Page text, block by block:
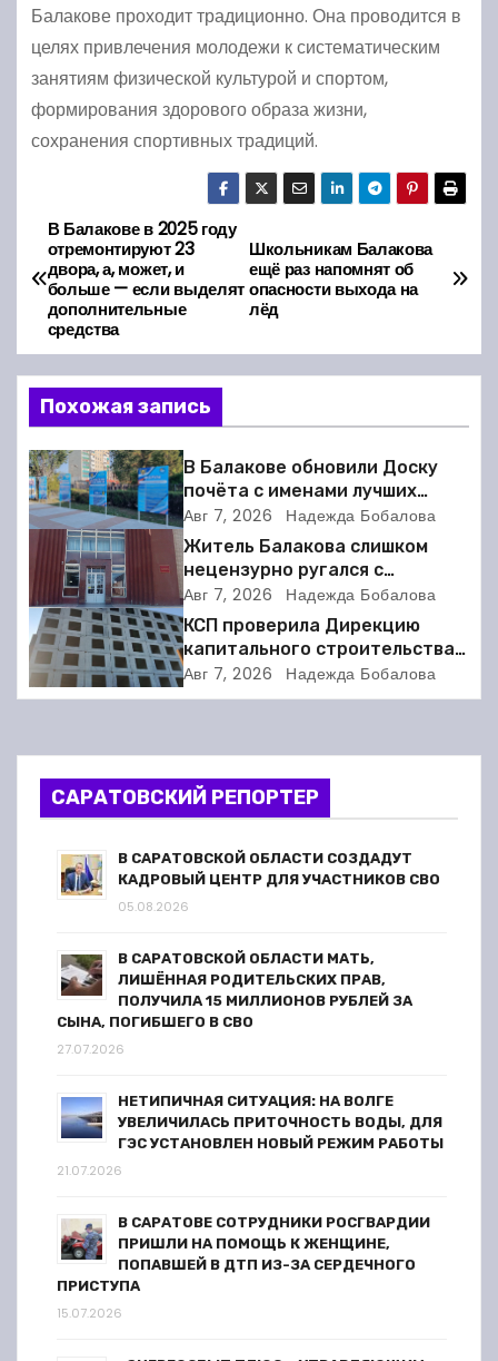
Балакове проходит традиционно. Она проводится в
целях привлечения молодежи к систематическим
занятиям физической культурой и спортом,
формирования здорового образа жизни,
сохранения спортивных традиций.
Н
а
в
и
г
а
ц
и
я
п
о
з
Школьникам Балакова
ещё раз напомнят об
опасности выхода на
лёд
В Балакове в 2025 году
отремонтируют 23
двора, а, может, и
больше — если выделят
дополнительные
средства
Похожая запись
В Балакове обновили Доску
почёта с именами лучших
спортсменов. Фото
Авг 7, 2026 Надежда Бобалова
Житель Балакова слишком
нецензурно ругался с
соседкой и получил двое суток
ареста
Авг 7, 2026 Надежда Бобалова
КСП проверила Дирекцию
капитального строительства в
Балакове и нашла множество
нарушений
Авг 7, 2026 Надежда Бобалова
САРАТОВСКИЙ РЕПОРТЕР
В САРАТОВСКОЙ ОБЛАСТИ СОЗДАДУТ
КАДРОВЫЙ ЦЕНТР ДЛЯ УЧАСТНИКОВ СВО
05.08.2026
В САРАТОВСКОЙ ОБЛАСТИ МАТЬ,
ЛИШЁННАЯ РОДИТЕЛЬСКИХ ПРАВ,
ПОЛУЧИЛА 15 МИЛЛИОНОВ РУБЛЕЙ ЗА
СЫНА, ПОГИБШЕГО В СВО
27.07.2026
НЕТИПИЧНАЯ СИТУАЦИЯ: НА ВОЛГЕ
УВЕЛИЧИЛАСЬ ПРИТОЧНОСТЬ ВОДЫ, ДЛЯ
ГЭС УСТАНОВЛЕН НОВЫЙ РЕЖИМ РАБОТЫ
21.07.2026
В САРАТОВЕ СОТРУДНИКИ РОСГВАРДИИ
ПРИШЛИ НА ПОМОЩЬ К ЖЕНЩИНЕ,
ПОПАВШЕЙ В ДТП ИЗ-ЗА СЕРДЕЧНОГО
ПРИСТУПА
15.07.2026